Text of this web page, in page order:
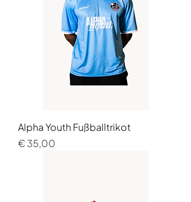
Alpha Youth Fußballtrikot
Preis
€ 35,00